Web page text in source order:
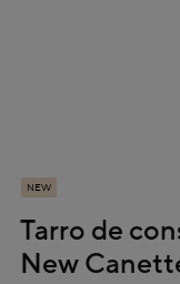
NEW
Tarro de
New